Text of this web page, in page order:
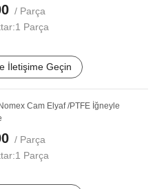
/ Parça
1 Parça
İletişime Geçin
Cam Elyaf /PTFE İğneyle
/ Parça
1 Parça